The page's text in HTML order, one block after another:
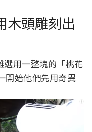
木頭雕刻出
用一整塊的「桃花
開始他們先用奇異